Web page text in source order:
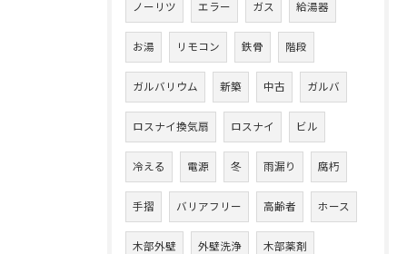
ノーリツ エラー ガス 給湯器
お湯 リモコン 鉄骨 階段
ガルバリウム 新築 中古 ガルバ
ロスナイ換気扇 ロスナイ ビル
冷える 電源 冬 雨漏り 腐朽
手摺 バリアフリー 高齢者 ホース
木部外壁 外壁洗浄 木部薬剤